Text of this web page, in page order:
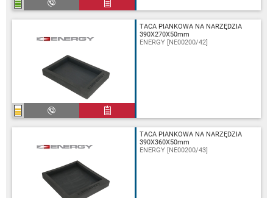
TACA PIANKOWA NA NARZĘDZIA
390X270X50mm
ENERGY [NE00200/42]
TACA PIANKOWA NA NARZĘDZIA
390X360X50mm
ENERGY [NE00200/43]